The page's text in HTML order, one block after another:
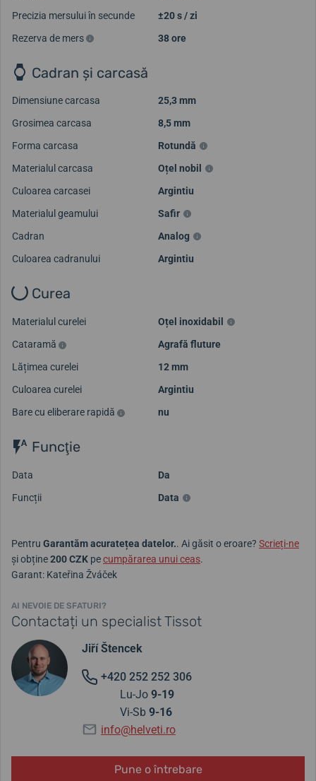
Precizia mersului în secunde
±20 s / zi
Rezerva de mers
38 ore
Cadran și carcasă
Dimensiune carcasa
25,3 mm
Grosimea carcasa
8,5 mm
Forma carcasa
Rotundă
Materialul carcasa
Oțel nobil
Culoarea carcasei
Argintiu
Materialul geamului
Safir
Cadran
Analog
Culoarea cadranului
Argintiu
Curea
Materialul curelei
Oțel inoxidabil
Cataramă
Agrafă fluture
Lățimea curelei
12 mm
Culoarea curelei
Argintiu
Bare cu eliberare rapidă
nu
Funcţie
Data
Da
Funcții
Data
Pentru Garantăm acuratețea datelor.. Ai găsit o eroare? Scrieți-ne
și obține200 CZK pecumpărarea unui ceas.
Garant: Kateřina Žváček
AI NEVOIE DE SFATURI?
Contactați un specialist Tissot
Jiří Štencek
+420 252 252 306
Lu-Jo 9-19
Vi-Sb 9-16
info@helveti.ro
Pune o întrebare